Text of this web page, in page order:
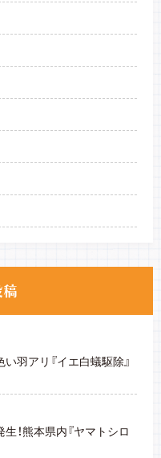
羽アリ『イエ白蟻駆除』
！熊本県内『ヤマトシロ